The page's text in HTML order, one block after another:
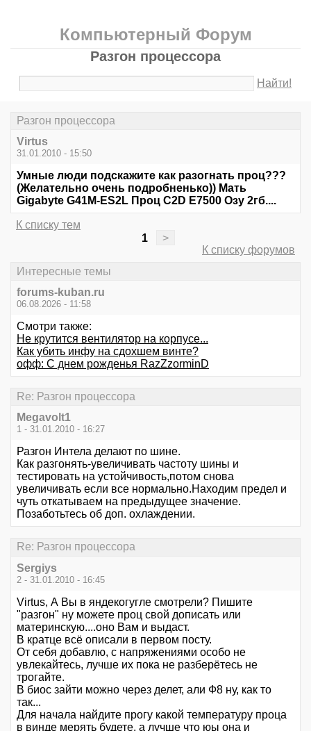
Компьютерный Форум
Разгон процессора
Найти!
Разгон процессора
Virtus
31.01.2010 - 15:50
Умные люди подскажите как разогнать проц???
(Желательно очень подробненько)) Мать
Gigabyte G41M-ES2L Проц C2D E7500 Озу 2гб....
К списку тем
1
>
К списку форумов
Интересные темы
forums-kuban.ru
06.08.2026 - 11:58
Смотри также:
Не крутится вентилятор на корпусе...
Как убить инфу на сдохшем винте?
офф: С днем рожденья RazZzorminD
Re: Разгон процессора
Megavolt1
1 - 31.01.2010 - 16:27
Разгон Интела делают по шине.
Как разгонять-увеличивать частоту шины и
тестировать на устойчивость,потом снова
увеличивать если все нормально.Находим предел и
чуть откатываем на предыдущее значение.
Позаботьтесь об доп. охлаждении.
Re: Разгон процессора
Sergiys
2 - 31.01.2010 - 16:45
Virtus, А Вы в яндекогугле смотрели? Пишите
"разгон" ну можете проц свой дописать или
материнскую....оно Вам и выдаст.
В кратце всё описали в первом посту.
От себя добавлю, с напряжениями особо не
увлекайтесь, лучше их пока не разберётесь не
трогайте.
В биос зайти можно через делет, али Ф8 ну, как то
так...
Для начала найдите прогу какой температуру проца
в винде мерять будете, а лучше что юы она и